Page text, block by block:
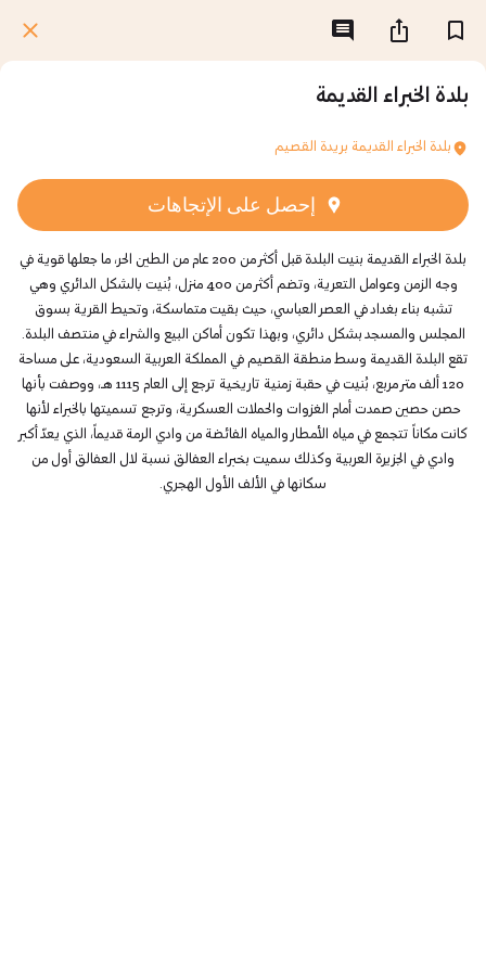
بلدة الخبراء القديمة
بلدة الخبراء القديمة بريدة القصيم
إحصل على الإتجاهات
بلدة الخبراء القديمة بنيت البلدة قبل أكثر من 200 عام من الطين الحر، ما جعلها قوية في
وجه الزمن وعوامل التعرية، وتضم أكثر من 400 منزل، بُنيت بالشكل الدائري وهي
تشبه بناء بغداد في العصر العباسي، حيث بقيت متماسكة، وتحيط القرية بسوق
المجلس والمسجد بشكل دائري، وبهذا تكون أماكن البيع والشراء في منتصف البلدة.
تقع البلدة القديمة وسط منطقة القصيم في المملكة العربية السعودية، على مساحة
120 ألف متر مربع، بُنيت في حقبة زمنية تاريخية ترجع إلى العام 1115 هـ، ووصفت بأنها
حصن حصين صمدت أمام الغزوات والحملات العسكرية، وترجع تسميتها بالخبراء لأنها
كانت مكاناً تتجمع في مياه الأمطار والمياه الفائضة من وادي الرمة قديماً، الذي يعدّ أكبر
وادي في الجزيرة العربية وكذلك سميت بخبراء العفالق نسبة لال العفالق أول من
سكانها في الألف الأول الهجري.